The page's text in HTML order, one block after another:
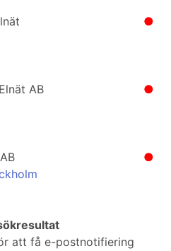
●
●
AB
●
att få e-postnotifiering